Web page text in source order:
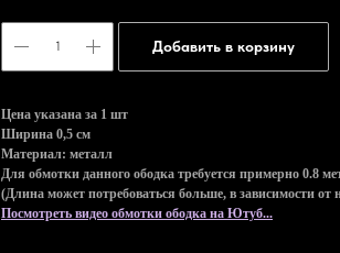
Добавить в корзину
Цена указана за 1 шт
Ширина 0,5 см
Материал: металл
Для обмотки данного ободка требуется примерно 0.8
(Длина может потребоваться больше, в зависимости от
Посмотреть видео обмотки ободка на Ютуб...